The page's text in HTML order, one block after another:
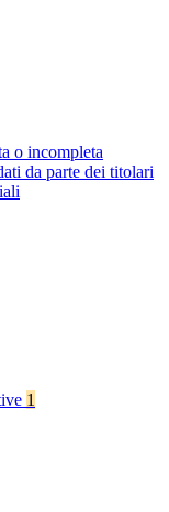
o incompleta
da parte dei titolari
1